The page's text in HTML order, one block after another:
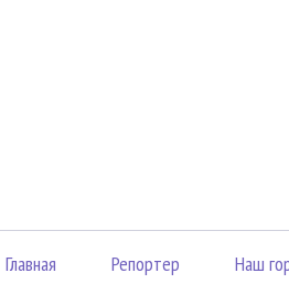
Главная Репортер Наш